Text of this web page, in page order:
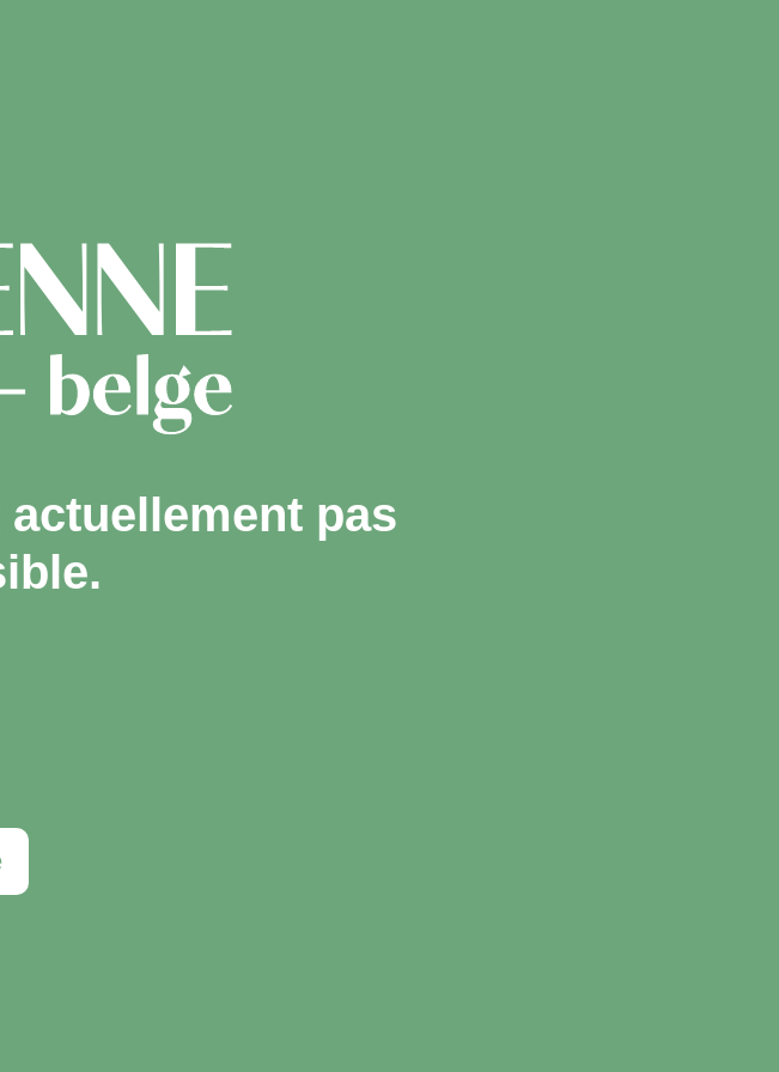
actuellement pas